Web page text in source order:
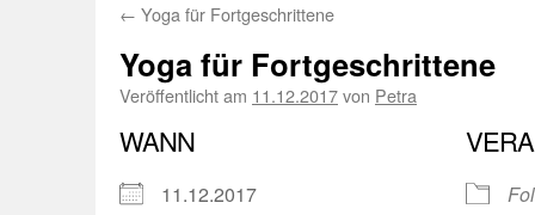
← Yoga für Fortgeschrittene
Yoga für Fortgeschrittene
Veröffentlicht am 11.12.2017von Petra
WANN
11.12.2017